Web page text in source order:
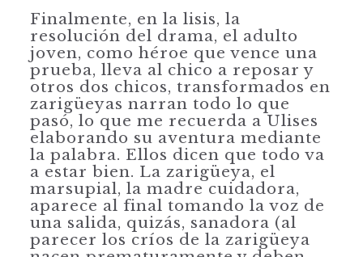
Finalmente, en la lisis, la
resolución del drama, el adulto
joven, como héroe que vence una
prueba, lleva al chico a reposar y
otros dos chicos, transformados en
zarigüeyas narran todo lo que
pasó, lo que me recuerda a Ulises
elaborando su aventura mediante
la palabra. Ellos dicen que todo va
a estar bien. La zarigüeya, el
marsupial, la madre cuidadora,
aparece al final tomando la voz de
una salida, quizás, sanadora (al
parecer los críos de la zarigüeya